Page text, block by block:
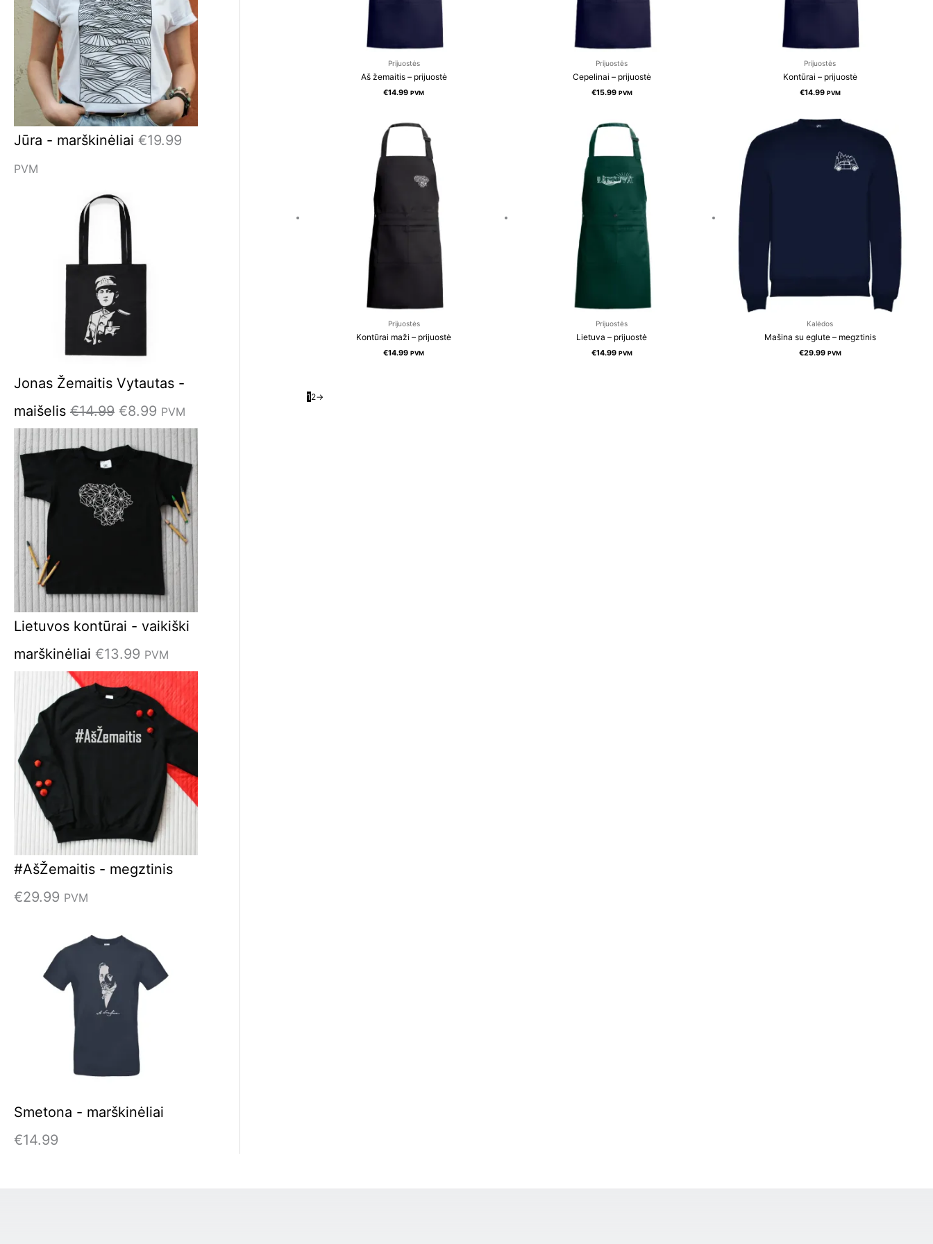
Jūra - marškinėliai €19.99
PVM
Jonas Žemaitis Vytautas -
maišelis €14.99
€
1
4
.
9
€8.99
9
9
.
PVM
Lietuvos kontūrai - vaikiški
marškinėliai €13.99 PVM
#AšŽemaitis - megztinis
€29.99 PVM
Smetona - marškinėliai
€14.99
Prijuostės
Aš žemaitis – prijuostė
€14.99 PVM
Prijuostės
Cepelinai – prijuostė
€15.99 PVM
Prijuostės
Kontūrai – prijuostė
€14.99 PVM
Prijuostės
Kontūrai maži – prijuostė
€14.99 PVM
Prijuostės
Lietuva – prijuostė
€14.99 PVM
Kalėdos
Mašina su eglute – megztinis
€29.99 PVM
1 2→